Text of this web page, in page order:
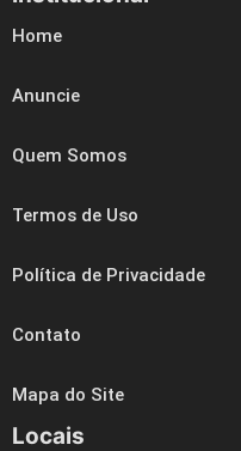
Home
Anuncie
Quem Somos
Termos de Uso
Política de Privacidade
Contato
Mapa do Site
Locais